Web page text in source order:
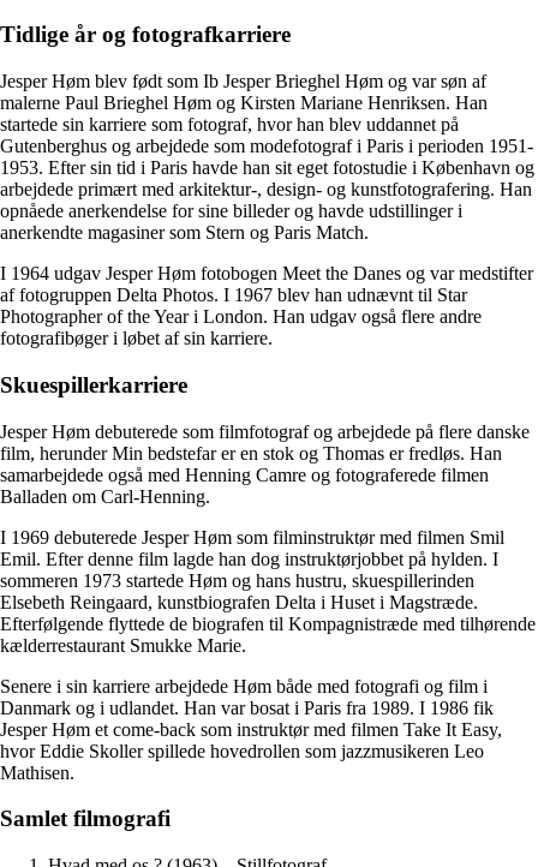
Tidlige år og fotografkarriere
Jesper Høm blev født som Ib Jesper Brieghel Høm og var søn af
malerne Paul Brieghel Høm og Kirsten Mariane Henriksen. Han
startede sin karriere som fotograf, hvor han blev uddannet på
Gutenberghus og arbejdede som modefotograf i Paris i perioden 1951-
1953. Efter sin tid i Paris havde han sit eget fotostudie i København og
arbejdede primært med arkitektur-, design- og kunstfotografering. Han
opnåede anerkendelse for sine billeder og havde udstillinger i
anerkendte magasiner som Stern og Paris Match.
I 1964 udgav Jesper Høm fotobogen Meet the Danes og var medstifter
af fotogruppen Delta Photos. I 1967 blev han udnævnt til Star
Photographer of the Year i London. Han udgav også flere andre
fotografibøger i løbet af sin karriere.
Skuespillerkarriere
Jesper Høm debuterede som filmfotograf og arbejdede på flere danske
film, herunder Min bedstefar er en stok og Thomas er fredløs. Han
samarbejdede også med Henning Camre og fotograferede filmen
Balladen om Carl-Henning.
I 1969 debuterede Jesper Høm som filminstruktør med filmen Smil
Emil. Efter denne film lagde han dog instruktørjobbet på hylden. I
sommeren 1973 startede Høm og hans hustru, skuespillerinden
Elsebeth Reingaard, kunstbiografen Delta i Huset i Magstræde.
Efterfølgende flyttede de biografen til Kompagnistræde med tilhørende
kælderrestaurant Smukke Marie.
Senere i sin karriere arbejdede Høm både med fotografi og film i
Danmark og i udlandet. Han var bosat i Paris fra 1989. I 1986 fik
Jesper Høm et come-back som instruktør med filmen Take It Easy,
hvor Eddie Skoller spillede hovedrollen som jazzmusikeren Leo
Mathisen.
Samlet filmografi